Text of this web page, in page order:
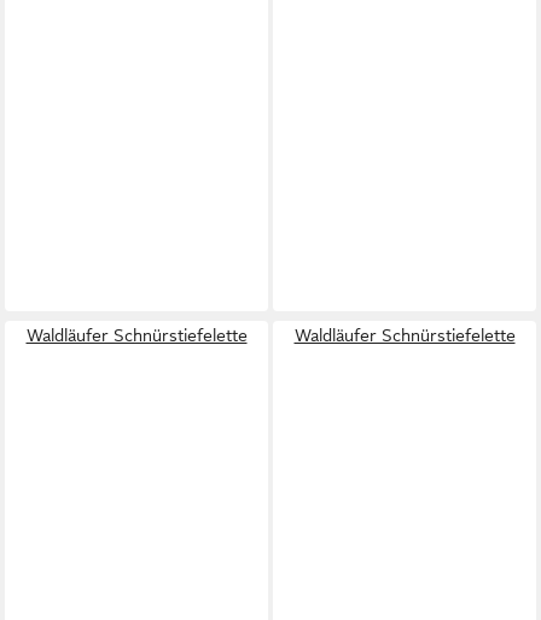
Waldläufer Schnürstiefelette Waldläufer Schnürstiefelette